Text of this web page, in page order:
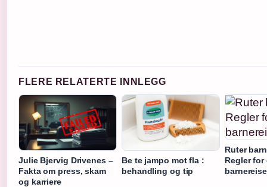
FLERE RELATERTE INNLEGG
Julie Bjervig Drivenes –
Fakta om press, skam
og karriere
Be te jampo mot fla :
behandling og tip
Ruter
Regler for